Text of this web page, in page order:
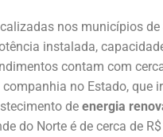
nos municípios de
instalada,
contam com
no Estado, que
de energia
do Norte é de cerca de